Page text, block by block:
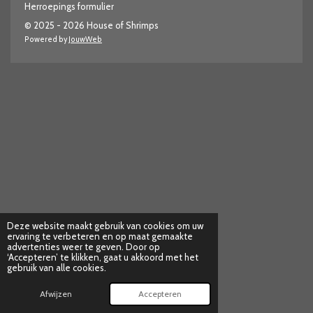
Deze website maakt gebruik van cookies om uw
ervaring te verbeteren en op maat gemaakte
advertenties weer te geven. Door op
‘Accepteren’ te klikken, gaat u akkoord met het
gebruik van alle cookies.
Afwijzen Accepteren
Herroepings formulier
© 2025 - 2026 House of Shrimps
Powered byJouwWeb